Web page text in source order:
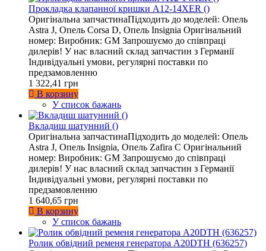
Прокладка клапанної кришки A12-14XER ()
Оригінальна запчастинаПідходить до моделей: Опель
Astra J, Опель Corsa D, Опель Insignia Оригінальний
номер: Виробник: GM Запрошуємо до співпраці
дилерів! У нас власний склад запчастин з Германії
Індивідуальні умови, регулярні поставки по
предзамовленню
1 322,41 грн
В корзину
У список бажань
Вкладиш шатунний ()
Оригінальна запчастинаПідходить до моделей: Опель
Astra J, Опель Insignia, Опель Zafira C Оригінальний
номер: Виробник: GM Запрошуємо до співпраці
дилерів! У нас власний склад запчастин з Германії
Індивідуальні умови, регулярні поставки по
предзамовленню
1 640,65 грн
В корзину
У список бажань
Ролик обвідний ременя генератора A20DTH (636257)